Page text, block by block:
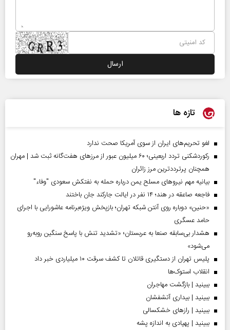
تازه ها
لغو تحریم‌های ایران از سوی آمریکا صحت ندارد
رکوردشکنی تردد اربعینی؛ ۶۰ میلیون عبور از مرزهای هفت‌گانه ثبت شد | مهران
همچنان پرترددترین مرز زائران
بیانیه مهم نیروهای مسلح یمن درباره حمله به نفتکش سعودی "وفاء"
فاجعه صاعقه در هند؛ ۱۴ نفر در ایالت جارکند جان باختند
«حنین» دوباره روی آنتن شبکه تهران؛ بازپخش ویژه‌برنامه عاشورایی با اجرای
حامد عسگری
هشدار بی‌سابقه صنعا به عربستان؛ «تشدید تنش با پاسخ سنگین روبه‌رو
می‌شود»
پلیس تهران از دستگیری قاتلان تا کشف سرقت ۱۰ میلیاردی خبر داد
انقلاب استوک‌ها
ببینید | بازگشت مهاجران
ببینید | بیداری آتشفشان
ببینید | رازهای خشکسالی
ببینید | پهپادی به اندازه پشه